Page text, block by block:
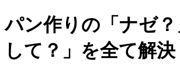
パン作りの「ナゼ？
して？」を全て解決